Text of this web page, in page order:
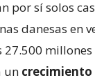
por sí solos
danesas en
millones
un crecimiento